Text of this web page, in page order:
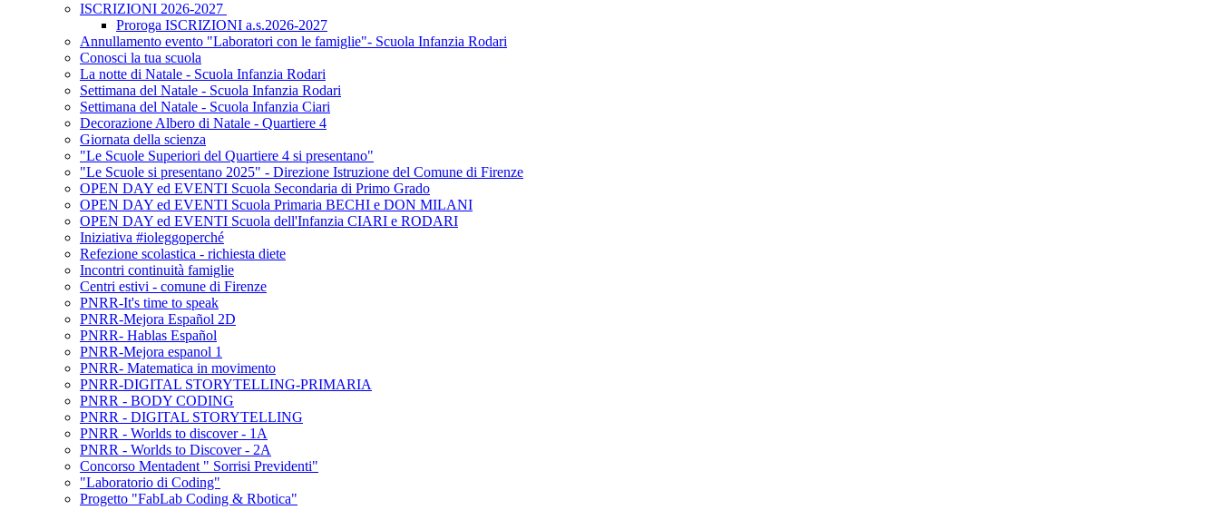
ISCRIZIONI 2026-2027
Proroga ISCRIZIONI a.s.2026-2027
Annullamento evento "Laboratori con le famiglie"- Scuola Infanzia Rodari
Conosci la tua scuola
La notte di Natale - Scuola Infanzia Rodari
Settimana del Natale - Scuola Infanzia Rodari
Settimana del Natale - Scuola Infanzia Ciari
Decorazione Albero di Natale - Quartiere 4
Giornata della scienza
"Le Scuole Superiori del Quartiere 4 si presentano"
"Le Scuole si presentano 2025" - Direzione Istruzione del Comune di Firenze
OPEN DAY ed EVENTI Scuola Secondaria di Primo Grado
OPEN DAY ed EVENTI Scuola Primaria BECHI e DON MILANI
OPEN DAY ed EVENTI Scuola dell'Infanzia CIARI e RODARI
Iniziativa #ioleggoperché
Refezione scolastica - richiesta diete
Incontri continuità famiglie
Centri estivi - comune di Firenze
PNRR-It's time to speak
PNRR-Mejora Español 2D
PNRR- Hablas Español
PNRR-Mejora espanol 1
PNRR- Matematica in movimento
PNRR-DIGITAL STORYTELLING-PRIMARIA
PNRR - BODY CODING
PNRR - DIGITAL STORYTELLING
PNRR - Worlds to discover - 1A
PNRR - Worlds to Discover - 2A
Concorso Mentadent " Sorrisi Previdenti"
"Laboratorio di Coding"
Progetto "FabLab Coding & Rbotica"